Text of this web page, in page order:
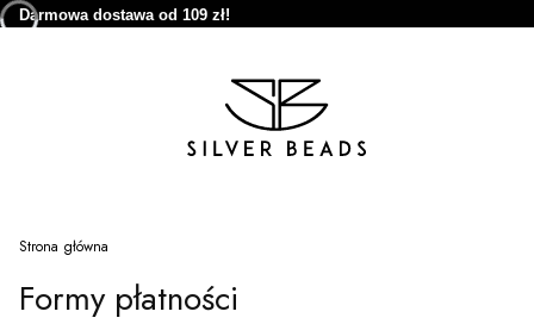
Darmowa dostawa od 109 zł!
Strona główna
Formy płatności